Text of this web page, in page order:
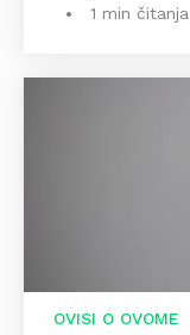
1 min čitanja
OVISI O OVOME